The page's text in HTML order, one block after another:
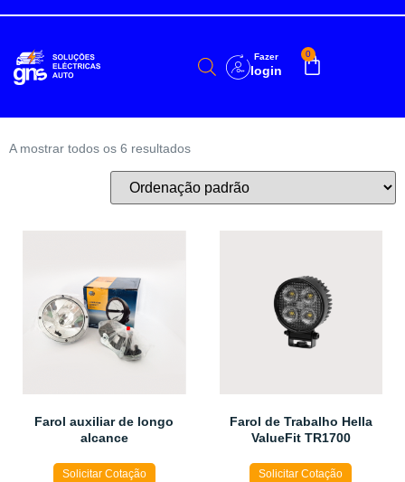
Fazer
login
0
A mostrar todos os 6 resultados
Farol auxiliar de longo
alcance
Solicitar Cotação
Farol de Trabalho Hella
ValueFit TR1700
Solicitar Cotação